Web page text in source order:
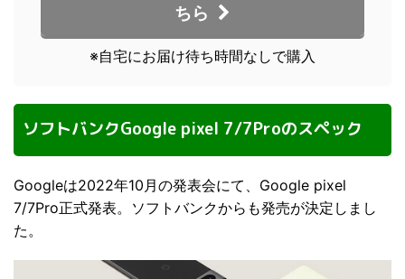
ちら
※自宅にお届け待ち時間なしで購入
ソフトバンクGoogle pixel 7/7Proのスペック
Googleは2022年10月の発表会にて、Google pixel
7/7Pro正式発表。ソフトバンクからも発売が決定しまし
た。